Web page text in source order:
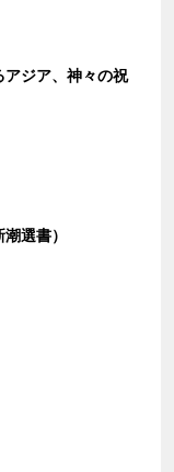
ジア、神々の祝
選書）